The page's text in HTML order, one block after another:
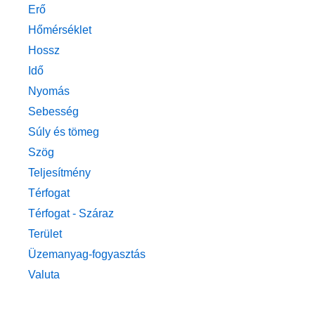
Erő
Hőmérséklet
Hossz
Idő
Nyomás
Sebesség
Súly és tömeg
Szög
Teljesítmény
Térfogat
Térfogat - Száraz
Terület
Üzemanyag-fogyasztás
Valuta